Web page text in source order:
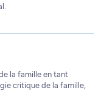
la famille en tant
critique de la famille,